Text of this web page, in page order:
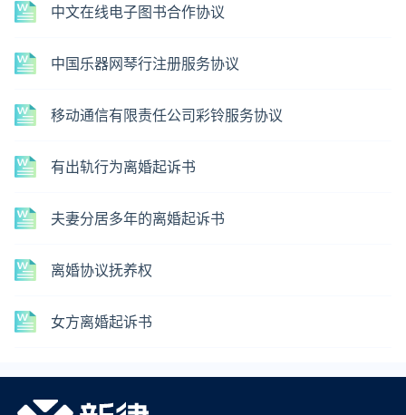
中文在线电子图书合作协议
中国乐器网琴行注册服务协议
移动通信有限责任公司彩铃服务协议
有出轨行为离婚起诉书
夫妻分居多年的离婚起诉书
离婚协议抚养权
女方离婚起诉书